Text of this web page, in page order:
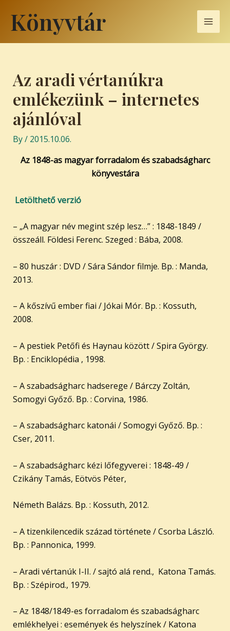
content
Könyvtár
Az aradi vértanúkra
emlékezünk – internetes
ajánlóval
By/ 2015.10.06.
Az 1848-as magyar forradalom és szabadságharc
könyvestára
Letölthető verzió
– „A magyar név megint szép lesz…” : 1848-1849 /
összeáll. Földesi Ferenc. Szeged : Bába, 2008.
– 80 huszár : DVD / Sára Sándor filmje. Bp. : Manda,
2013.
– A kőszívű ember fiai / Jókai Mór. Bp. : Kossuth,
2008.
– A pestiek Petőfi és Haynau között / Spira György.
Bp. : Enciklopédia , 1998.
– A szabadságharc hadserege / Bárczy Zoltán,
Somogyi Győző. Bp. : Corvina, 1986.
– A szabadságharc katonái / Somogyi Győző. Bp. :
Cser, 2011.
– A szabadságharc kézi lőfegyverei : 1848-49 /
Czikány Tamás, Eötvös Péter,
Németh Balázs. Bp. : Kossuth, 2012.
– A tizenkilencedik század története / Csorba László.
Bp. : Pannonica, 1999.
– Aradi vértanúk I-II. / sajtó alá rend., Katona Tamás.
Bp. : Szépirod., 1979.
– Az 1848/1849-es forradalom és szabadságharc
emlékhelyei : események és helyszínek / Katona
navigation